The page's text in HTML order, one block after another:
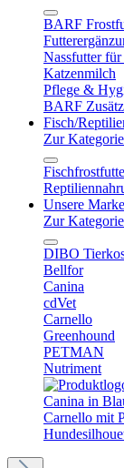
BARF
Nassfutter
Katzenmilch
Pflege &
BARF
Fisch/
Zur
Unsere
Zur
DIBO
Bellfor
Canina
cdVet
Carnello
Greenhound
PETMAN
Nutriment